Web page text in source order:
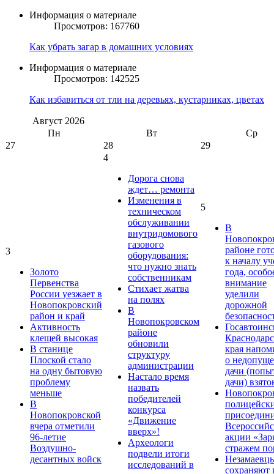
Информация о материале
Просмотров: 167760
Как убрать загар в домашних условиях
Информация о материале
Просмотров: 142525
Как избавиться от тли на деревьях, кустарниках, цветах
Август 2026
Пн
Вт
Ср
27
28 29
3
Золото
Первенства
России уезжает в
Новопокровский
район и край
Активность
клещей высокая
В станице
Плоской стало
на одну бытовую
проблему
меньше
В
Новопокровской
вчера отметили
96-летие
Воздушно-
десантных войск
4
Дорога снова
ждет… ремонта
Изменения в
техническом
обслуживании
внутридомового
газового
оборудования:
что нужно знать
собственникам
Стихает жатва
на полях
В
Новопокровском
районе
обновили
структуру
администрации
Настало время
назвать
победителей
конкурса
«Движение
вверх»!
Археологи
подвели итоги
исследований в
5
В
районе
к началу
года,
внимание
уделили
дорожной
края
о
дачи
дачи)
акции
стражем
сохраняют